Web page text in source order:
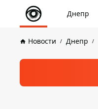
Днепр
Новости Днепр